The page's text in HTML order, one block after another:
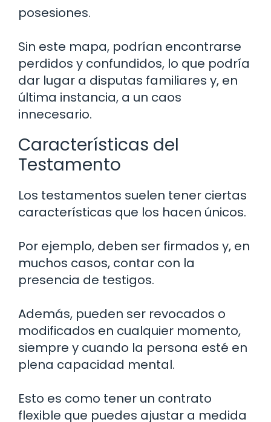
posesiones.
Sin este mapa, podrían encontrarse
perdidos y confundidos, lo que podría
dar lugar a disputas familiares y, en
última instancia, a un caos
innecesario.
Características del
Testamento
Los testamentos suelen tener ciertas
características que los hacen únicos.
Por ejemplo, deben ser firmados y, en
muchos casos, contar con la
presencia de testigos.
Además, pueden ser revocados o
modificados en cualquier momento,
siempre y cuando la persona esté en
plena capacidad mental.
Esto es como tener un contrato
flexible que puedes ajustar a medida